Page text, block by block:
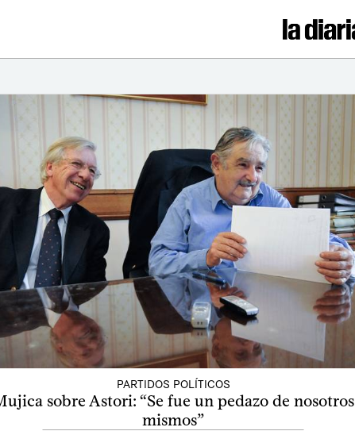
PARTIDOS POLÍTICOS
sobre Astori: “Se fue un pedazo de nosotros
mismos”